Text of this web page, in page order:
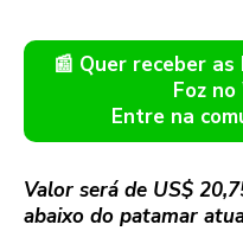
📰 Quer receber as
Foz
Entre na
Valor será de US$
abaixo do patamar